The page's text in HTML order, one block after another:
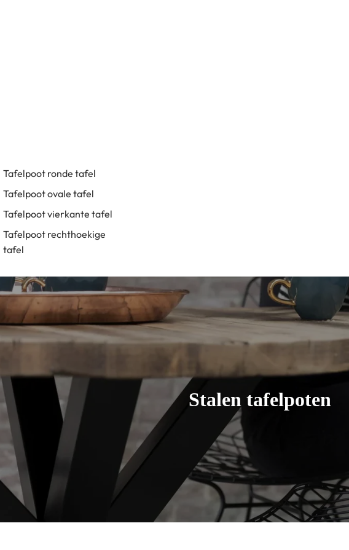
Tafelpoot ronde tafel
Tafelpoot ovale tafel
Tafelpoot vierkante tafel
Tafelpoot rechthoekige
tafel
Stalen tafelpoten